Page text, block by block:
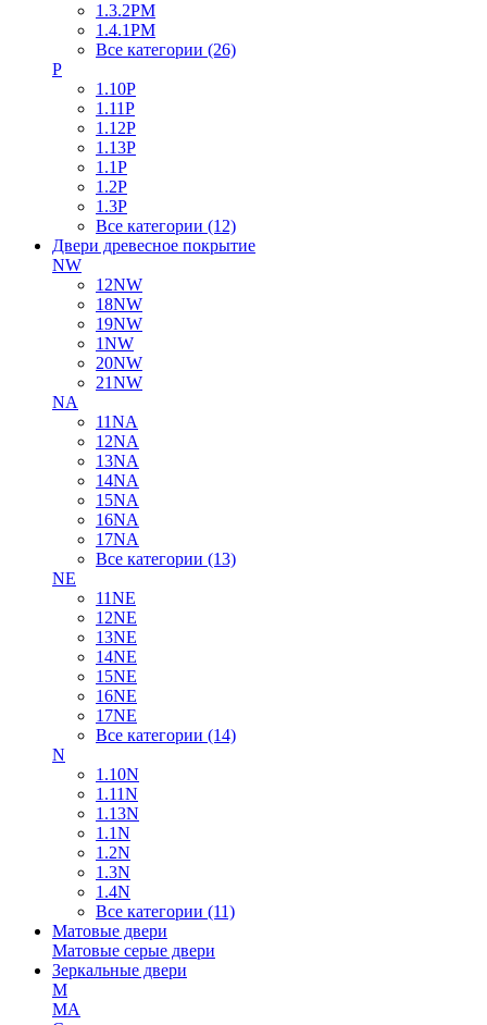
1.3.2PM
1.4.1PM
Все категории (26)
P
1.10P
1.11P
1.12P
1.13P
1.1P
1.2P
1.3P
Все категории (12)
Двери древесное покрытие
NW
12NW
18NW
19NW
1NW
20NW
21NW
NA
11NA
12NA
13NA
14NA
15NA
16NA
17NA
Все категории (13)
NE
11NE
12NE
13NE
14NE
15NE
16NE
17NE
Все категории (14)
N
1.10N
1.11N
1.13N
1.1N
1.2N
1.3N
1.4N
Все категории (11)
Матовые двери
Матовые серые двери
Зеркальные двери
M
MA